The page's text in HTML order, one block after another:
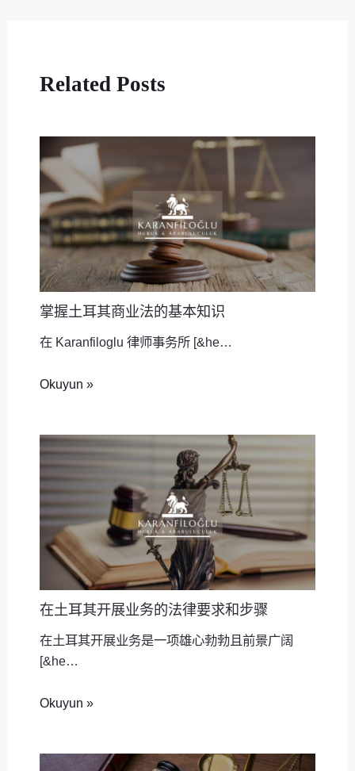
Related Posts
掌握土耳其商业法的基本知识
在 Karanfiloglu 律师事务所 [&he…
Okuyun »
在土耳其开展业务的法律要求和步骤
在土耳其开展业务是一项雄心勃勃且前景广阔
[&he…
Okuyun »